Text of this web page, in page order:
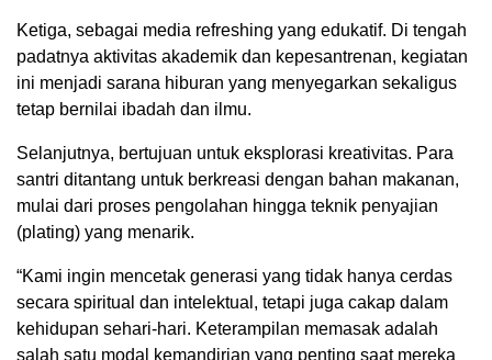
Ketiga, sebagai media refreshing yang edukatif. Di tengah
padatnya aktivitas akademik dan kepesantrenan, kegiatan
ini menjadi sarana hiburan yang menyegarkan sekaligus
tetap bernilai ibadah dan ilmu.
Selanjutnya, bertujuan untuk eksplorasi kreativitas. Para
santri ditantang untuk berkreasi dengan bahan makanan,
mulai dari proses pengolahan hingga teknik penyajian
(plating) yang menarik.
“Kami ingin mencetak generasi yang tidak hanya cerdas
secara spiritual dan intelektual, tetapi juga cakap dalam
kehidupan sehari-hari. Keterampilan memasak adalah
salah satu modal kemandirian yang penting saat mereka